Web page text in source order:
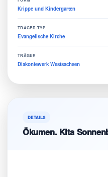
Krippe und Kindergarten
TRÄGER-TYP
Evangelische Kirche
TRÄGER
Diakoniewerk Westsachsen
DETAILS
Ökumen. Kita